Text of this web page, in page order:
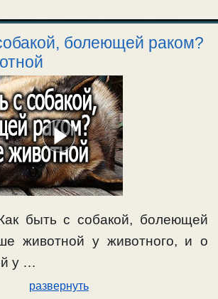
болеющей раком?
быть с собакой, болеющей
животной у животного, и о
у …
развернуть